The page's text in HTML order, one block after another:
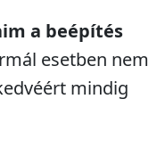
a beépítés
esetben nem
mindig